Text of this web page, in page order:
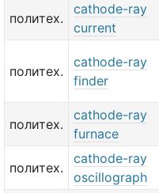
политех.
cathode-ray
current
политех.
cathode-ray
finder
политех.
cathode-ray
furnace
политех.
cathode-ray
oscillograph